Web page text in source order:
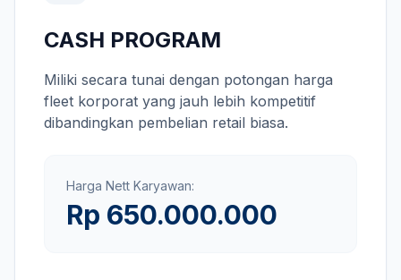
CASH PROGRAM
Miliki secara tunai dengan potongan harga
fleet korporat yang jauh lebih kompetitif
dibandingkan pembelian retail biasa.
Harga Nett Karyawan:
Rp 650.000.000